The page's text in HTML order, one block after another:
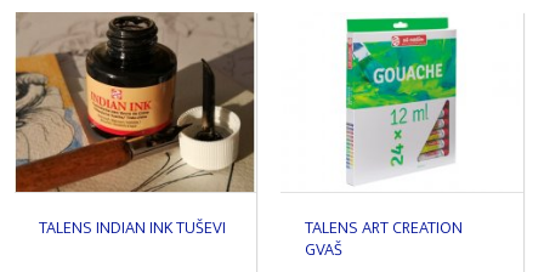
TALENS INDIAN INK TUŠEVI TALENS ART CREATION
GVAŠ